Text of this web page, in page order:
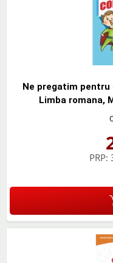
Ne pregatim pentru
Limba romana,
PRP: